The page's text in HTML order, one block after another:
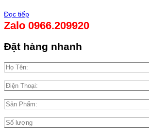
Đọc tiếp
Zalo 0966.209920
Đặt hàng nhanh